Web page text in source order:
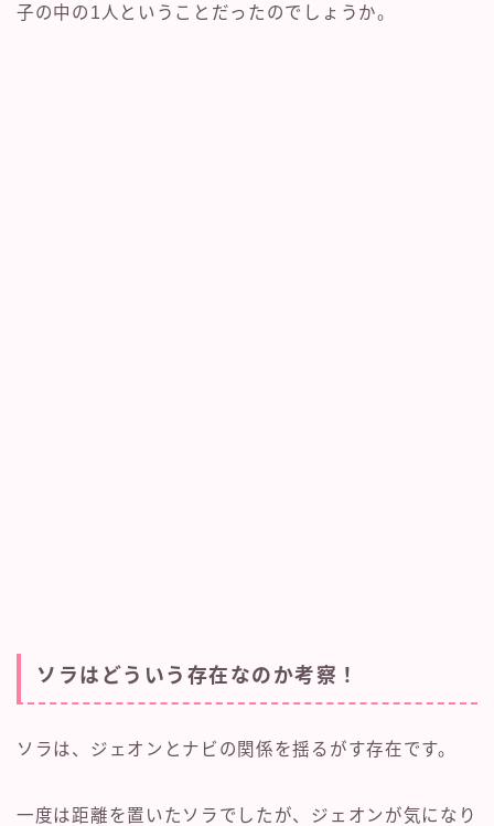
子の中の1人ということだったのでしょうか。
ソラはどういう存在なのか考察！
ソラは、ジェオンとナビの関係を揺るがす存在です。
一度は距離を置いたソラでしたが、ジェオンが気になり